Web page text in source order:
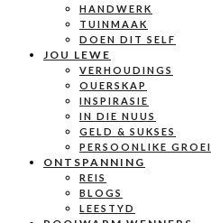
HANDWERK
TUINMAAK
DOEN DIT SELF
JOU LEWE
VERHOUDINGS
OUERSKAP
INSPIRASIE
IN DIE NUUS
GELD & SUKSES
PERSOONLIKE GROEI
ONTSPANNING
REIS
BLOGS
LEESTYD